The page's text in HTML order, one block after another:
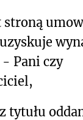
stroną
Pani czy
tytułu